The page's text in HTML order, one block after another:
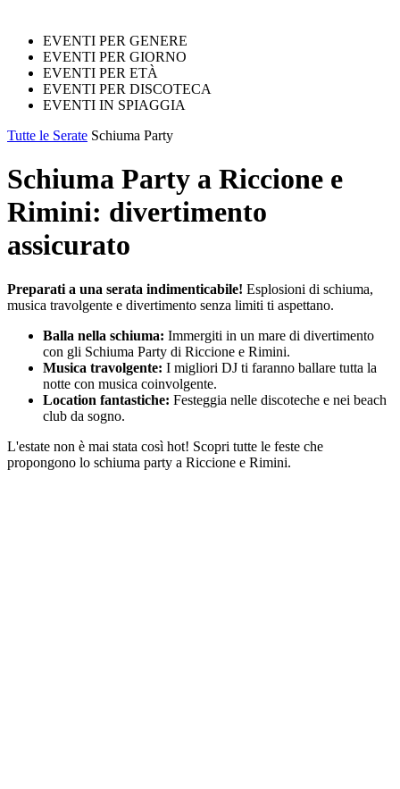
EVENTI PER GENERE
EVENTI PER GIORNO
EVENTI PER ETÀ
EVENTI PER DISCOTECA
EVENTI IN SPIAGGIA
Tutte le Serate Schiuma Party
Schiuma Party a Riccione e
Rimini: divertimento
assicurato
Preparati a una serata indimenticabile! Esplosioni di schiuma,
musica travolgente e divertimento senza limiti ti aspettano.
Balla nella schiuma: Immergiti in un mare di divertimento
con gli Schiuma Party di Riccione e Rimini.
Musica travolgente: I migliori DJ ti faranno ballare tutta la
notte con musica coinvolgente.
Location fantastiche: Festeggia nelle discoteche e nei beach
club da sogno.
L'estate non è mai stata così hot! Scopri tutte le feste che
propongono lo schiuma party a Riccione e Rimini.